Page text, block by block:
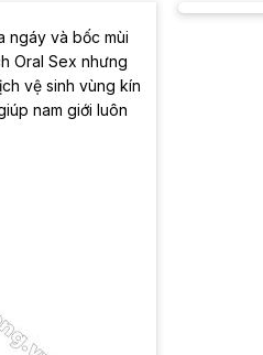
ngáy và bốc mùi
Oral Sex nhưng
vệ sinh vùng kín
nam giới luôn